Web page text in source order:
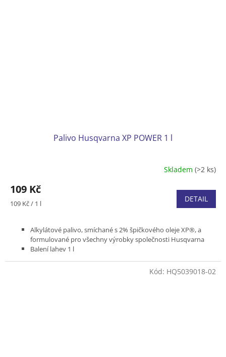
Palivo Husqvarna XP POWER 1 l
Skladem (>2 ks)
109 Kč
Měrná
109 Kč / 1 l DETAIL
Alkylátové palivo, smíchané s 2% špičkového oleje XP®, a
formulované pro všechny výrobky společnosti Husqvarna
Balení lahev 1 l
Kód: HQ5039018-02